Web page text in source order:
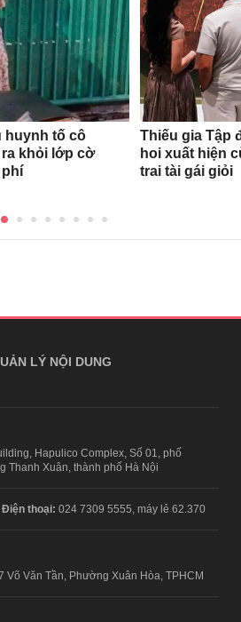
huynh tố cô
khỏi lớp cờ
Thiếu gia Tập
hoi xuất hiện
trai tài gái giỏi
LÝ NỘI DUNG
Hapulico Complex, Số 01, phố
Thanh Xuân, thành phố Hà Nội
Điện thoại: 024 7309 5555, máy lẻ 62.370
Võ Văn Tần, Phường Xuân Hòa, TPHCM